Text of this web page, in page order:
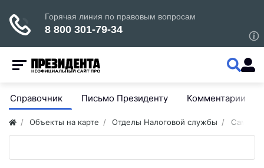
Справочник Письмо Президенту Комментарии
Объекты на карте Отделы Налоговой службы